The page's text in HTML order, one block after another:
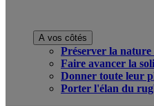
A vos côtés
Préserver la nature
Faire avancer la
Donner toute leur
Porter l'élan du